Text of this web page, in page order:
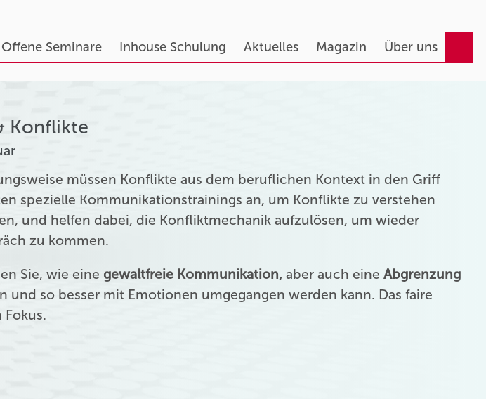
Offene Seminare Inhouse Schulung Aktuelles Magazin Über uns
Konflikte
müssen Konflikte aus dem beruflichen Kontext in den Griff
spezielle Kommunikationstrainings an, um Konflikte zu verstehen
und helfen dabei, die Konfliktmechanik aufzulösen, um wieder
zu kommen.
Sie, wie einegewaltfreie Kommunikation, aber auch eineAbgrenzung
und so besser mit Emotionen umgegangen werden kann. Das faire